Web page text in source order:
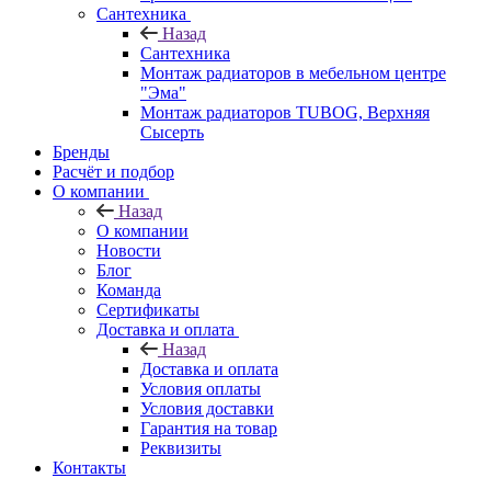
Сантехника
Назад
Сантехника
Монтаж радиаторов в мебельном центре
"Эма"
Монтаж радиаторов TUBOG, Верхняя
Сысерть
Бренды
Расчёт и подбор
О компании
Назад
О компании
Новости
Блог
Команда
Сертификаты
Доставка и оплата
Назад
Доставка и оплата
Условия оплаты
Условия доставки
Гарантия на товар
Реквизиты
Контакты